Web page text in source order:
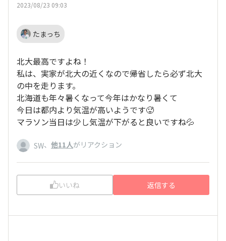
2023/08/23 09:03
たまっち
北大最高ですよね！
私は、実家が北大の近くなので帰省したら必ず北大
の中を走ります。
北海道も年々暑くなって今年はかなり暑くて
今日は都内より気温が高いようです🥵
マラソン当日は少し気温が下がると良いですね💦
SW、 他11人がリアクション
いいね 返信する